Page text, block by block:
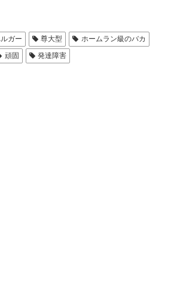
ail
ガー 尊大型
ホームラン級のバカ
頑固 発達障害